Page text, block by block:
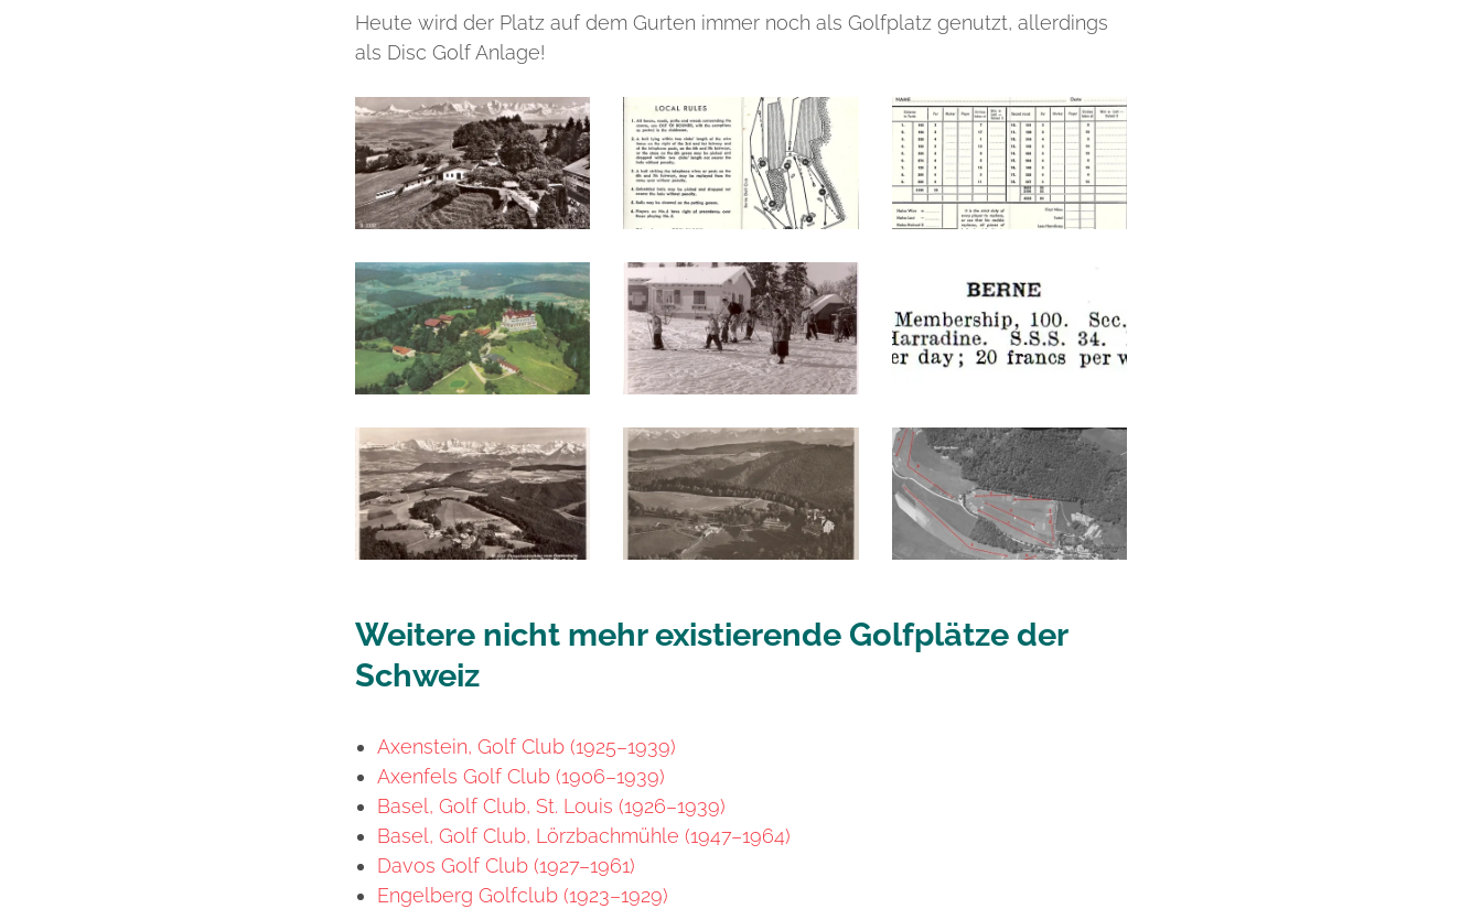
Heute wird der Platz auf dem Gurten immer noch als Golfplatz genutzt, allerdings
als Disc Golf Anlage!
Weitere nicht mehr existierende Golfplätze der
Schweiz
Axenstein, Golf Club (1925–1939)
Axenfels Golf Club (1906–1939)
Basel, Golf Club, St. Louis (1926–1939)
Basel, Golf Club, Lörzbachmühle (1947–1964)
Davos Golf Club (1927–1961)
Engelberg Golfclub (1923–1929)